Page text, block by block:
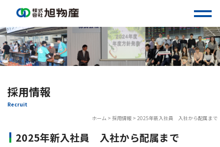
Skip
to
content
採用情報
Recruit
ホーム > 採用情報 > 2025年新入社員 入社から配属まで
2025年新入社員 入社から配属まで